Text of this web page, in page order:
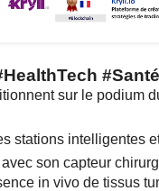
sur le podium
stations intelligentes
son capteur
in vivo de tissus